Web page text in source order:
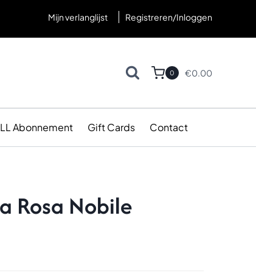
Mijn verlanglijst Registreren/Inloggen
0 €0.00
Abonnement Gift Cards Contact
Rosa Nobile